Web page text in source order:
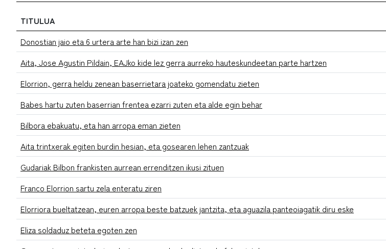
TITULUA
Donostian jaio eta 6 urtera arte han bizi izan zen
Aita, Jose Agustin Pildain, EAJko kide lez gerra aurreko hauteskundeetan parte hartzen
Elorrion, gerra heldu zenean baserrietara joateko gomendatu zieten
Babes hartu zuten baserrian frentea ezarri zuten eta alde egin behar
Bilbora ebakuatu, eta han arropa eman zieten
Aita trintxerak egiten burdin hesian, eta gosearen lehen zantzuak
Gudariak Bilbon frankisten aurrean errenditzen ikusi zituen
Franco Elorrion sartu zela enteratu ziren
Elorriora bueltatzean, euren arropa beste batzuek jantzita, eta aguazila panteoiagatik diru eske
Eliza soldaduz beteta egoten zen